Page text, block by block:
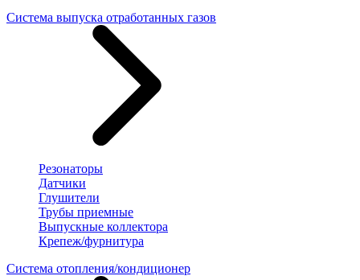
Система выпуска отработанных газов
Резонаторы
Датчики
Глушители
Трубы приемные
Выпускные коллектора
Крепеж/фурнитура
Система отопления/кондиционер